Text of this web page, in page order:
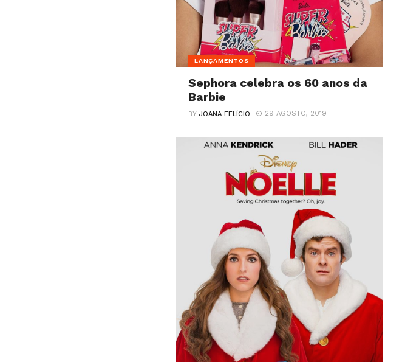
LANÇAMENTOS
Sephora celebra os 60 anos da
Barbie
BYJOANA FELÍCIO 29 AGOSTO, 2019